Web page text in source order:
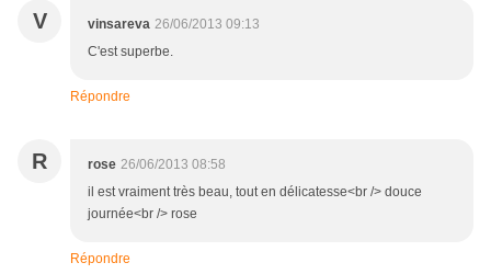
V vinsareva 26/06/2013 09:13
C'est superbe.
Répondre
R rose 26/06/2013 08:58
il est vraiment très beau, tout en délicatesse<br /> douce
journée<br /> rose
Répondre